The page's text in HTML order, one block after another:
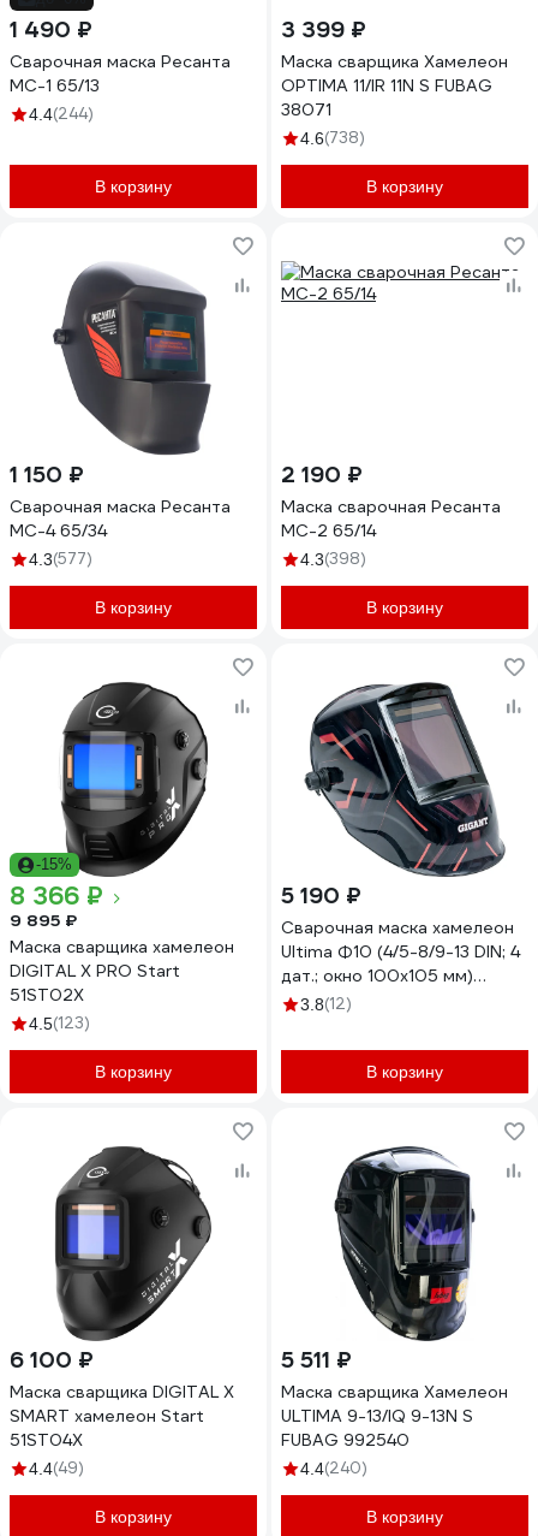
1 490 ₽
Сварочная маска Ресанта
МС-1 65/13
4.4(244)
В корзину
3 399 ₽
Маска сварщика Хамелеон
OPTIMA 11/IR 11N S FUBAG
38071
4.6(738)
В корзину
1 150 ₽
Сварочная маска Ресанта
МС-4 65/34
4.3(577)
В корзину
2 190 ₽
Маска сварочная Ресанта
МС-2 65/14
4.3(398)
В корзину
-15%
8 366 ₽
9 895 ₽
Маска сварщика хамелеон
DIGITAL X PRO Start
51ST02X
4.5(123)
В корзину
5 190 ₽
Сварочная маска хамелеон
Ultima Ф10 (4/5-8/9-13 DIN; 4
дат.; окно 100х105 мм)
Gigant G-110513
3.8(12)
В корзину
6 100 ₽
Маска сварщика DIGITAL X
SMART хамелеон Start
51ST04X
4.4(49)
В корзину
5 511 ₽
Маска сварщика Хамелеон
ULTIMA 9-13/IQ 9-13N S
FUBAG 992540
4.4(240)
В корзину